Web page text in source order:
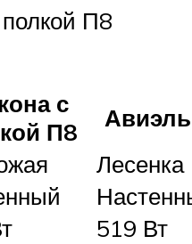
П8
с
П8
Лесенка
519 Вт